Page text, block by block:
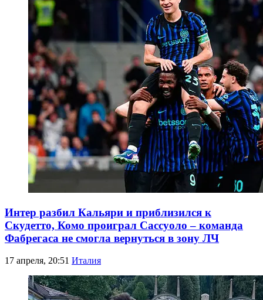
Интер разбил Кальяри и приблизился к
Скудетто, Комо проиграл Сассуоло – команда
Фабрегаса не смогла вернуться в зону ЛЧ
17 апреля, 20:51 Италия